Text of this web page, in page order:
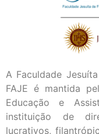
A Faculdade
FAJE é mantida
Educação e
instituição de
lucrativos,